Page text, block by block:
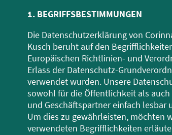
1. BEGRIFFSBESTIMMUNGEN
Die Datenschutzerklärung von
Kusch beruht auf den
Europäischen Richtlinien- und
Erlass der Datenschutz-
verwendet wurden. Unsere
sowohl für die Öffentlichkeit als
und Geschäftspartner einfach lesbar
Um dies zu gewährleisten, möchten
verwendeten Begrifflichkeiten